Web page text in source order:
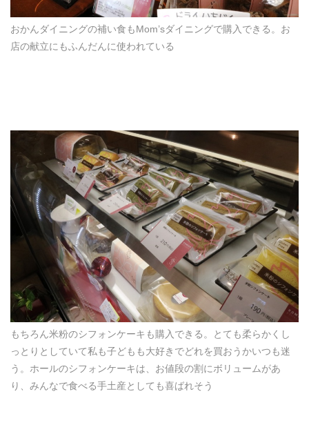
おかんダイニングの補い食もMom’sダイニングで購入できる。お
店の献立にもふんだんに使われている
もちろん米粉のシフォンケーキも購入できる。とても柔らかくし
っとりとしていて私も子どもも大好きでどれを買おうかいつも迷
う。ホールのシフォンケーキは、お値段の割にボリュームがあ
り、みんなで食べる手土産としても喜ばれそう